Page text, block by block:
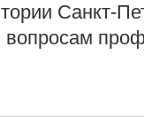
Санкт-